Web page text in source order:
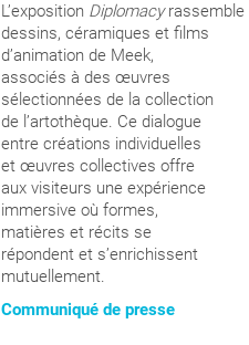
L’exposition Diplomacyrassemble
dessins, céramiques et films
d’animation de Meek,
associés à des œuvres
sélectionnées de la collection
de l’artothèque. Ce dialogue
entre créations individuelles
et œuvres collectives offre
aux visiteurs une expérience
immersive où formes,
matières et récits se
répondent et s’enrichissent
mutuellement.
Communiqué de presse